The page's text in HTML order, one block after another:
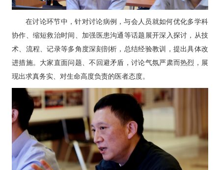
在讨论环节中，针对讨论病例，与会人员就如何优化多学科
协作、缩短救治时间、加强医患沟通等话题展开深入探讨，从技
术、流程、记录等多角度深刻剖析，总结经验教训，提出具体改
进措施。大家直面问题、不回避矛盾，讨论气氛严肃而热烈，展
现出求真务实、对生命高度负责的医者态度。